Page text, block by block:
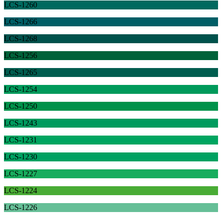
LCS-1260
LCS-1266
LCS-1268
LCS-1256
LCS-1265
LCS-1254
LCS-1250
LCS-1243
LCS-1231
LCS-1230
LCS-1227
LCS-1224
LCS-1226